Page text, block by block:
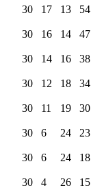
30 17 13 54
30 16 14 47
30 14 16 38
30 12 18 34
30 11 19 30
30 6 24 23
30 6 24 18
30 4 26 15